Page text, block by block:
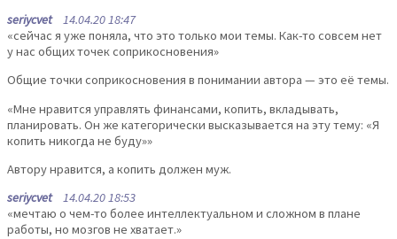
seriycvet14.04.20 18:47
«сейчас я уже поняла, что это только мои темы. Как-то совсем нет
у нас общих точек соприкосновения»
Общие точки соприкосновения в понимании автора — это её темы.
«Мне нравится управлять финансами, копить, вкладывать,
планировать. Он же категорически высказывается на эту тему: «Я
копить никогда не буду»»
Автору нравится, а копить должен муж.
seriycvet14.04.20 18:53
«мечтаю о чем-то более интеллектуальном и сложном в плане
работы, но мозгов не хватает.»